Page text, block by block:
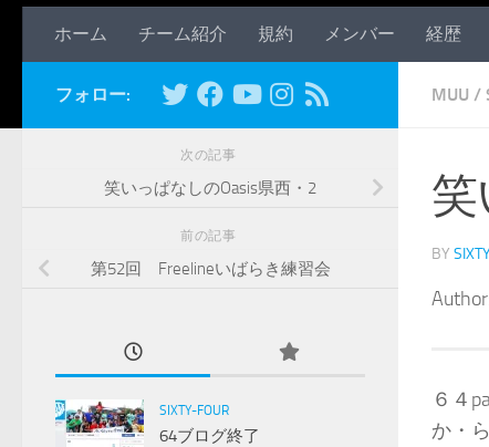
ホーム チーム紹介 規約 メンバー 経歴
MUU /
笑
BY
６４
か・
フォロー:
次の記事
笑いっぱなしのOasis県西・2
前の記事
第52回 Freelineいばらき練習会
SIXTY-FOUR
64ブログ終了